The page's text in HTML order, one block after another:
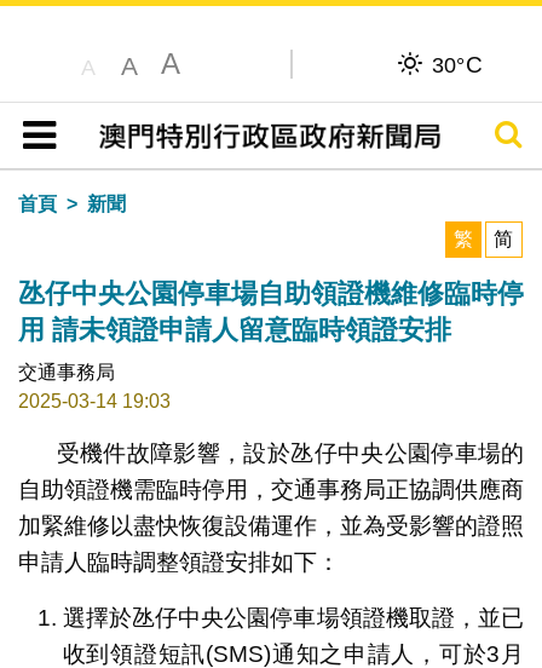
A A A 30°C
目錄
搜尋
首頁
新聞
繁
简
氹仔中央公園停車場自助領證機維修臨時停
用 請未領證申請人留意臨時領證安排
交通事務局
2025-03-14 19:03
受機件故障影響，設於氹仔中央公園停車場的
自助領證機需臨時停用，交通事務局正協調供應商
加緊維修以盡快恢復設備運作，並為受影響的證照
申請人臨時調整領證安排如下：
選擇於氹仔中央公園停車場領證機取證，並已
收到領證短訊(SMS)通知之申請人，可於3月